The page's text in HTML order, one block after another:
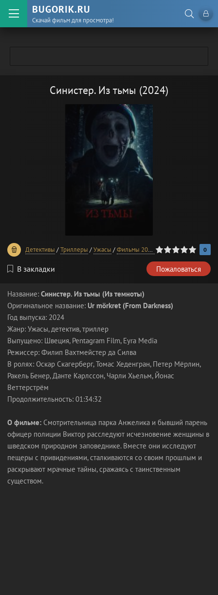
BUGORIK.RU
Скачай фильм для просмотра!
Синистер. Из тьмы (2024)
Детективы /Триллеры /Ужасы /Фильмы 2024 года
0 1 2 3 4 5 0
В закладки Пожаловаться
Название: Синистер. Из тьмы (Из темноты)
Оригинальное название: Ur mörkret (From Darkness)
Год выпуска: 2024
Жанр: Ужасы, детектив, триллер
Выпущено: Швеция, Pentagram Film, Eyra Media
Режиссер: Филип Вахтмейстер да Силва
В ролях: Оскар Скагерберг, Томас Хеденгран, Петер Мёрлин,
Ракель Бенер, Данте Карлссон, Чарли Хьельм, Йонас
Веттерстрём
Продолжительность: 01:34:32
О фильме: Смотрительница парка Анжелика и бывший парень
офицер полиции Виктор расследуют исчезновение женщины в
шведском природном заповеднике. Вместе они исследуют
пещеры с привидениями, сталкиваются со своим прошлым и
раскрывают мрачные тайны, сражаясь с таинственным
существом.